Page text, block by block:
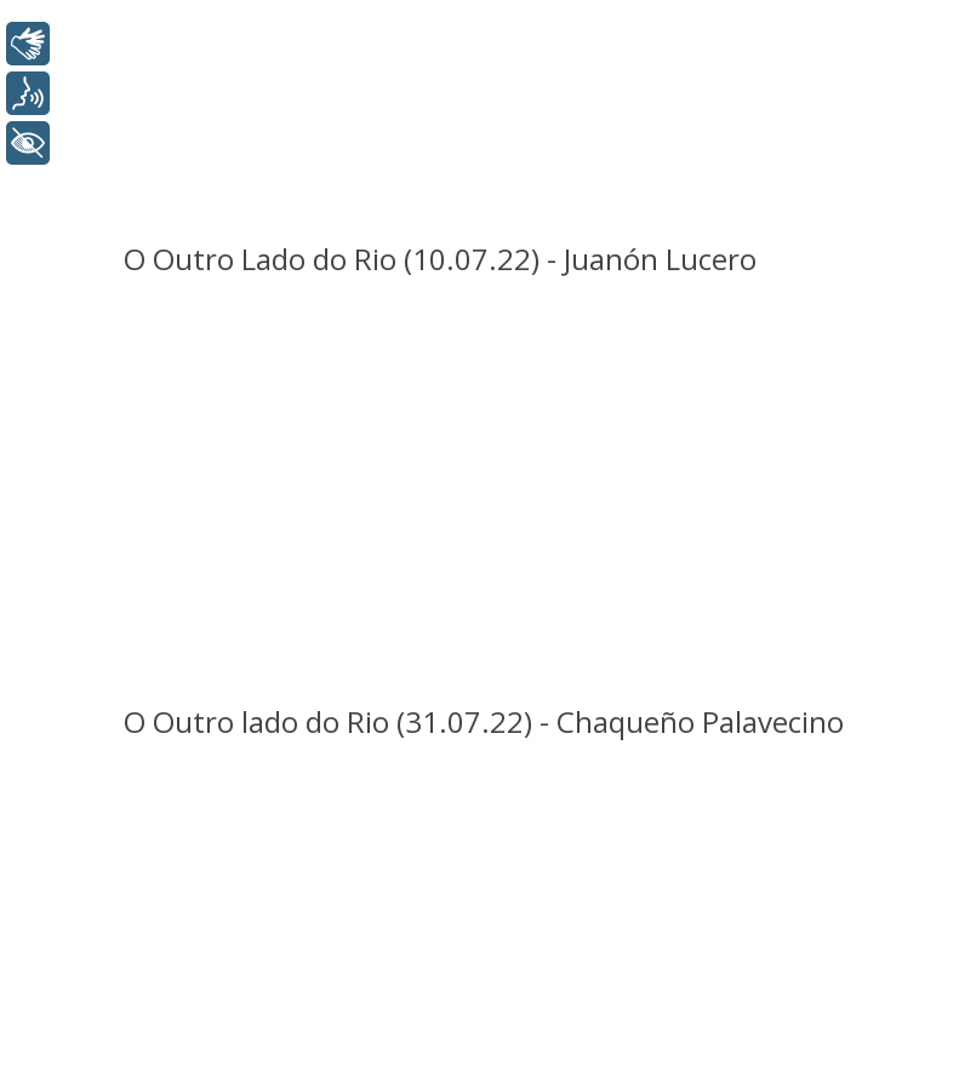
O Outro Lado do Rio (10.07.22) - Juanón Lucero
O Outro lado do Rio (31.07.22) - Chaqueño Palavecino